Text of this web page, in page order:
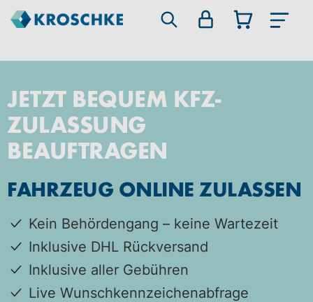
JETZT BEQUEM KFZ-
ZULASSUNG
BEAUFTRAGEN
FAHRZEUG ONLINE ZULASSEN
Kein Behördengang – keine Wartezeit
Inklusive DHL Rückversand
Inklusive aller Gebühren
Live Wunschkennzeichenabfrage